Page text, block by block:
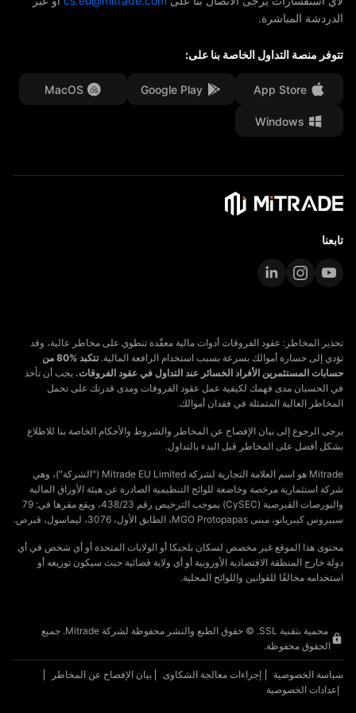
جوائزنا
مركز الوسائط
فرص العمل
المستندات القانونية
مركز المساعدة
الأسئلة الشائعة
الدردشة المباشرة.
تتوفر منصة التداول الخاصة بنا على:
App Store
Google Play
MacOS
Windows
تابعنا
تحذير المخاطر: عقود الفروقات أدوات مالية معقّدة تنطوي على مخاطر عالية، وقد
تؤدي إلى خسارة أموالك بسرعة بسبب استخدام الرافعة المالية.
تتكبد %80 من
حسابات المستثمرين الأفراد الخسائر عند التداول في عقود الفروقات. يجب أن تأخذ
في الحسبان مدى فهمك لكيفية عمل عقود الفروقات ومدى قدرتك على تحمل
المخاطر العالية المتمثلة في فقدان أموالك.
يرجى الرجوع إلى بيان الإفصاح عن المخاطر والشروط والأحكام الخاصة بنا للاطلاع
بشكل أفضل على المخاطر قبل البدء بالتداول.
Mitrade هو اسم العلامة التجارية لشركة Mitrade EU Limited ("الشركة")، وهي
شركة استثمارية مرخصة وخاضعة للوائح التنظيمية الصادرة عن هيئة الأوراق المالية
والبورصات القبرصية (CySEC) بموجب الترخيص رقم 438/23، ويقع مقرها في: 79
سبيروس كيبريانو، مبنى MGO Protopapas، الطابق الأول، 3076، ليماسول، قبرص.
محتوى هذا الموقع غير مخصص لسكان بلجيكا أو الولايات المتحدة أو أي شخص في أي
دولة خارج المنطقة الاقتصادية الأوروبية أو أي ولاية قضائية حيث سيكون توزيعه أو
استخدامه مخالفًا للقوانين واللوائح المحلية.
محمية بتقنية SSL. © حقوق الطبع والنشر محفوظة لشركة Mitrade. جميع
الحقوق محفوظة.
سياسة الخصوصية إجراءات معالجة الشكاوى
بيان الإفصاح عن المخاطر
إعدادات الخصوصية